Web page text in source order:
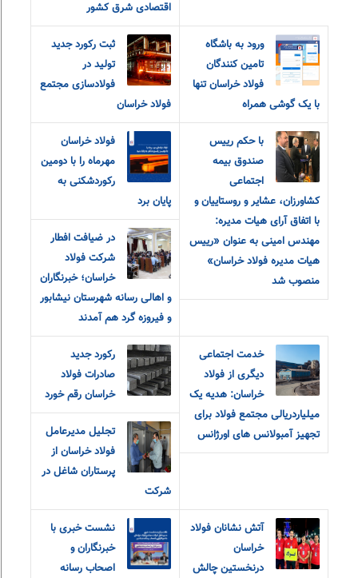
اقتصادی شرق کشور
ورود به باشگاه
تامین کنندگان
فولاد خراسان تنها
با یک گوشی همراه
ثبت رکورد جدید
تولید در
فولادسازی مجتمع
فولاد خراسان
با حکم رییس
صندوق بیمه
اجتماعی
کشاورزان، عشایر و روستاییان و
با اتفاق آرای هیات مدیره:
مهندس امینی به عنوان «رییس
هیات مدیره فولاد خراسان»
منصوب شد
فولاد خراسان
مهرماه را با دومین
رکوردشکنی به
پایان برد
در ضیافت افطار
شرکت فولاد
خراسان؛ خبرنگاران
و اهالی رسانه شهرستان نیشابور
و فیروزه گرد هم آمدند
خدمت اجتماعی
دیگری از فولاد
خراسان: هدیه یک
میلیاردریالی مجتمع فولاد برای
تجهیز آمبولانس های اورژانس
رکورد جدید
صادرات فولاد
خراسان رقم خورد
تجلیل مدیرعامل
فولاد خراسان از
پرستاران شاغل در
شرکت
آتش نشانان فولاد
خراسان
درنخستین چالش
نشست خبری با
خبرنگاران و
اصحاب رسانه